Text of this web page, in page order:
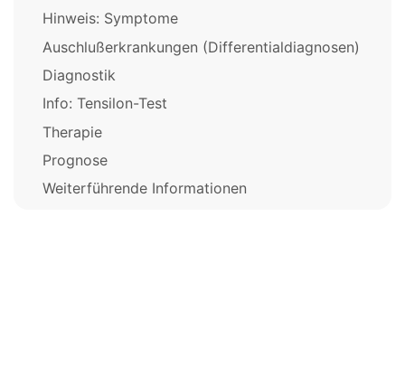
Hinweis: Symptome
Auschlußerkrankungen (Differentialdiagnosen)
Diagnostik
Info: Tensilon-Test
Therapie
Prognose
Weiterführende Informationen